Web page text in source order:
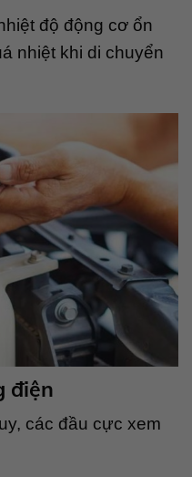
độ động cơ ổn
nhiệt khi di chuyển
điện
các đầu cực xem